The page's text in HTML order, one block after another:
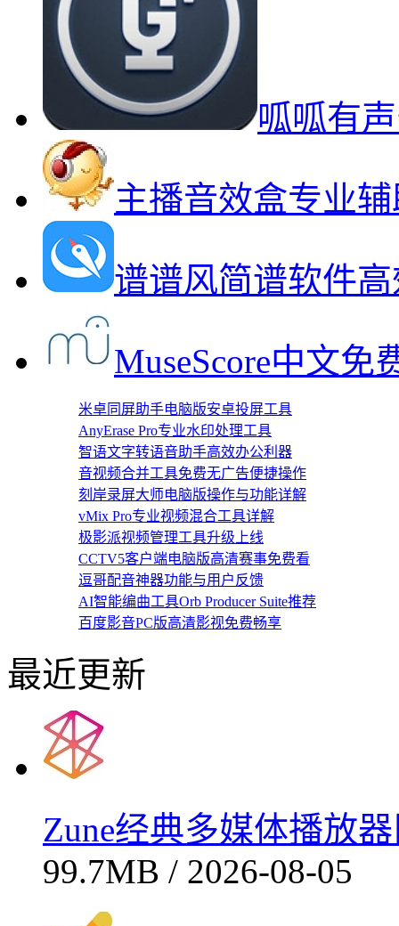
呱呱有
主播音效盒专业
谱谱风简谱软件
MuseScore中文免
米卓同屏助手电脑版安卓投屏工具
AnyErase Pro专业水印处理工具
智语文字转语音助手高效办公利器
音视频合并工具免费无广告便捷操作
刻岸录屏大师电脑版操作与功能详解
vMix Pro专业视频混合工具详解
极影派视频管理工具升级上线
CCTV5客户端电脑版高清赛事免费看
逗哥配音神器功能与用户反馈
AI智能编曲工具Orb Producer Suite推荐
百度影音PC版高清影视免费畅享
最近更新
Zune经典多媒体播放
99.7MB / 2026-08-05